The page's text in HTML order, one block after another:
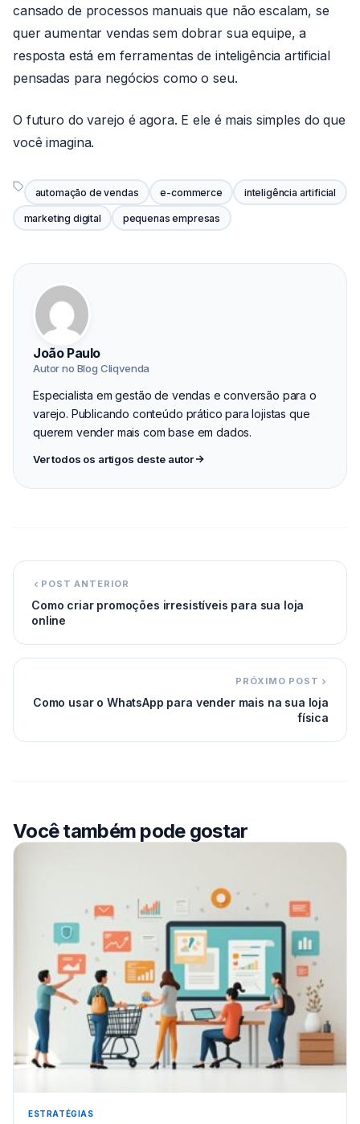
cansado de processos manuais que não escalam, se
quer aumentar vendas sem dobrar sua equipe, a
resposta está em ferramentas de inteligência artificial
pensadas para negócios como o seu.
O futuro do varejo é agora. E ele é mais simples do que
você imagina.
automação de vendas e-commerce inteligência artificial
marketing digital pequenas empresas
João Paulo
Autor no Blog Cliqvenda
Especialista em gestão de vendas e conversão para o
varejo. Publicando conteúdo prático para lojistas que
querem vender mais com base em dados.
Ver todos os artigos deste autor
POST ANTERIOR
Como criar promoções irresistíveis para sua loja
online
PRÓXIMO POST
Como usar o WhatsApp para vender mais na sua loja
física
Você também pode gostar
ESTRATÉGIAS